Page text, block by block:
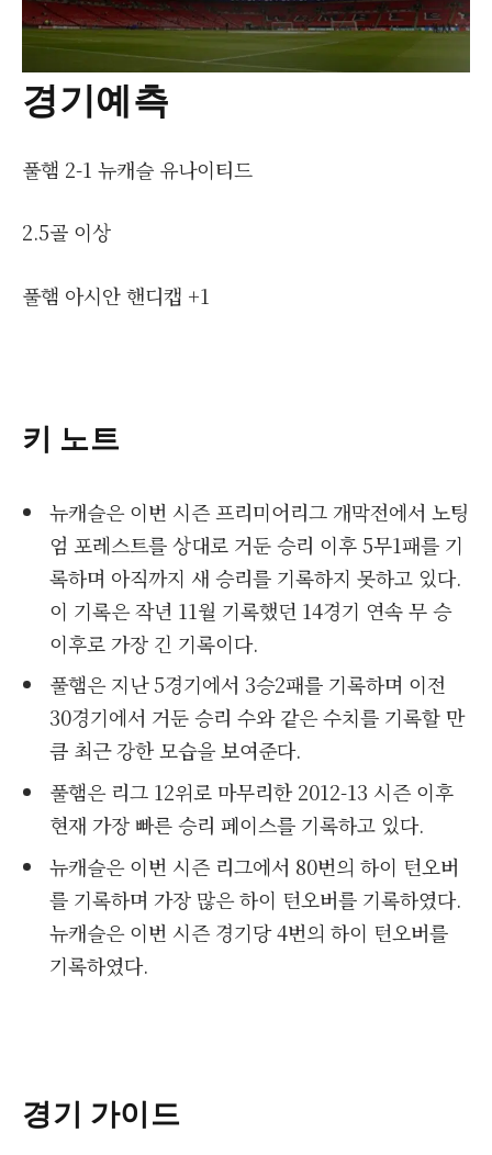
경기예측
풀햄 2-1 뉴캐슬 유나이티드
2.5골 이상
풀햄 아시안 핸디캡 +1
키 노트
뉴캐슬은 이번 시즌 프리미어리그 개막전에서 노팅
엄 포레스트를 상대로 거둔 승리 이후 5무1패를 기
록하며 아직까지 새 승리를 기록하지 못하고 있다.
이 기록은 작년 11월 기록했던 14경기 연속 무 승
이후로 가장 긴 기록이다.
풀햄은 지난 5경기에서 3승2패를 기록하며 이전
30경기에서 거둔 승리 수와 같은 수치를 기록할 만
큼 최근 강한 모습을 보여준다.
풀햄은 리그 12위로 마무리한 2012-13 시즌 이후
현재 가장 빠른 승리 페이스를 기록하고 있다.
뉴캐슬은 이번 시즌 리그에서 80번의 하이 턴오버
를 기록하며 가장 많은 하이 턴오버를 기록하였다.
뉴캐슬은 이번 시즌 경기당 4번의 하이 턴오버를
기록하였다.
경기 가이드